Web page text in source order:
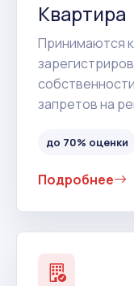
Квартира
Принимаются
запретов на
до 70% оценки
Подробнее